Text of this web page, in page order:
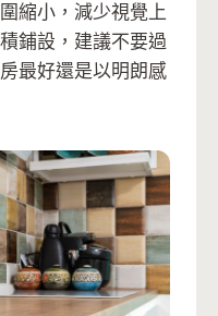
縮小，減少視覺上
鋪設，建議不要過
最好還是以明朗感